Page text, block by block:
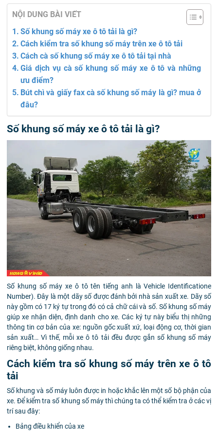
NỘI DUNG BÀI VIẾT
Số khung số máy xe ô tô tải là gì?
Cách kiểm tra số khung số máy trên xe ô tô tải
Cách cà số khung số máy xe ô tô tải tại nhà
Giá dịch vụ cà số khung số máy xe ô tô và những
ưu điểm?
Bút chì và giấy fax cà số khung số máy là gì? mua ở
đâu?
Số khung số máy xe ô tô tải là gì?
Số khung số máy xe ô tô tên tiếng anh là Vehicle Identificatione
Number). Đây là một dãy số được đánh bởi nhà sản xuất xe. Dãy số
này gồm có 17 ký tự trong đó có cả chữ cái và số. Số khung số máy
giúp xe nhận diện, định danh cho xe. Các ký tự này biểu thị những
thông tin cơ bản của xe: nguồn gốc xuất xứ, loại động cơ, thời gian
sản xuất… Vì thế, mỗi xe ô tô tải đều được gắn số khung số máy
riêng biệt, không giống nhau.
Cách kiểm tra số khung số máy trên xe ô tô
tải
Số khung và số máy luôn được in hoặc khắc lên một số bộ phận của
xe. Để kiểm tra số khung số máy thì chúng ta có thể kiểm tra ở các vị
trí sau đây:
Bảng điều khiển của xe